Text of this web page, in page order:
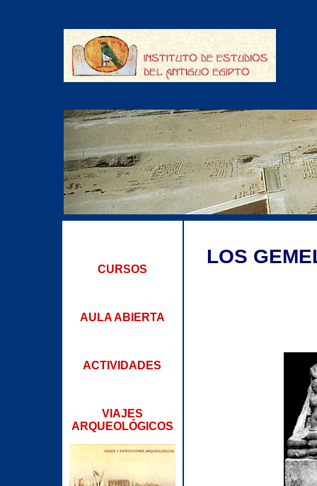
CURSOS
AULA ABIERTA
ACTIVIDADES
VIAJES
ARQUEOLÓGICOS
LOS